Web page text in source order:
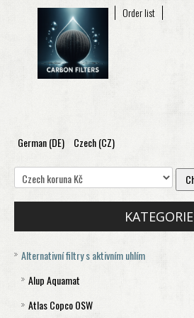
My account Order list
ABOUT US
E-SHOP
German (DE) Czech (CZ)
KATEGORIE
Alternativní filtry s aktivním uhlím
Alup Aquamat
Aquamat 120
Atlas Copco OSW